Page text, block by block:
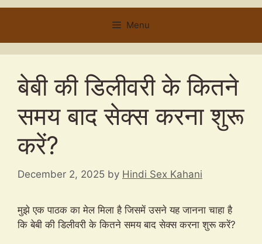
Menu
बेबी की डिलीवरी के कितने
समय बाद सेक्स करना शुरू
करें?
December 2, 2025 by Hindi Sex Kahani
मुझे एक पाठक का मेल मिला है जिसमें उसने यह जानना चाहा है
कि बेबी की डिलीवरी के कितने समय बाद सेक्स करना शुरू करें?